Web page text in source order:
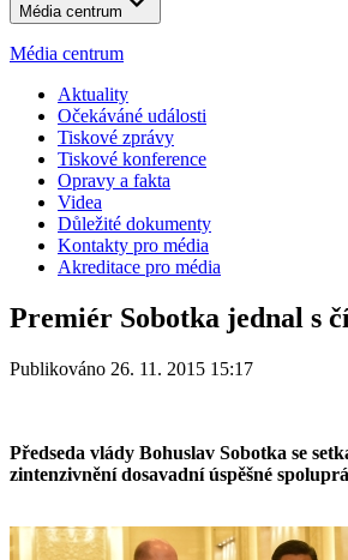
Média centrum
Média centrum
Aktuality
Očekáváné události
Tiskové zprávy
Tiskové konference
Opravy a fakta
Videa
Důležité dokumenty
Kontakty pro média
Akreditace pro média
Premiér Sobotka jednal s
Publikováno 26. 11. 2015 15:17
Předseda vlády Bohuslav Sobotka se
zintenzivnění dosavadní úspěšné